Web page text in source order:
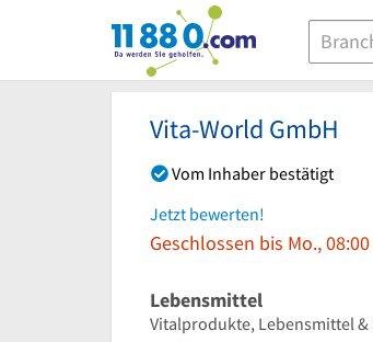
11880.com
Vita-World GmbH
Vom Inhaber bestätigt
Jetzt bewerten!
Geschlossen bis Mo.,
Lebensmittel
Vitalprodukte, Lebensmittel